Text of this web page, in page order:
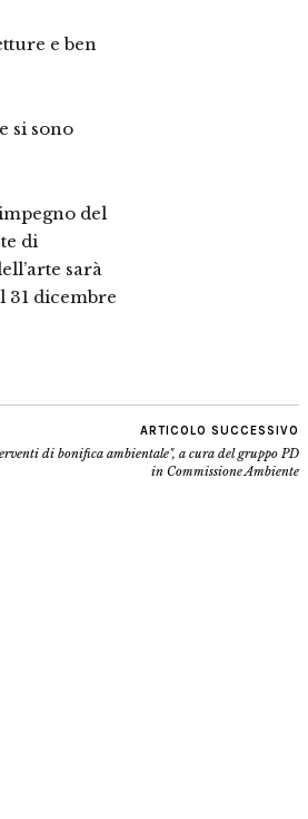
e ben
si sono
del
di
sarà
31 dicembre
ARTICOLO SUCCESSIVO
di bonifica ambientale", a cura del gruppo PD
in Commissione Ambiente